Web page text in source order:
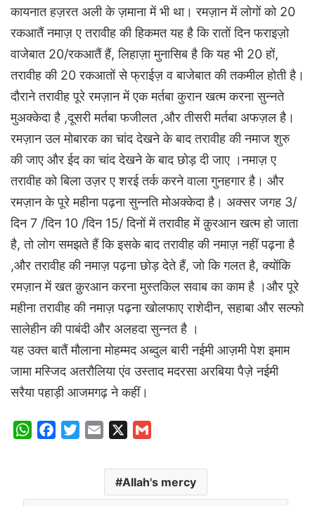
कायनात हज़रत अली के ज़माना में भी था। रमज़ान में लोगों को 20
रकआतैं नमाज़ ए तरावीह की हिकमत यह है कि रातों दिन फराइज़ो
वाजेबात 20/रकआतैं हैं, लिहाज़ा मुनासिब है कि यह भी 20 हों,
तरावीह की 20 रकआतों से फ्राईज़ व बाजेबात की तकमील होती है।
दौराने तरावीह पूरे रमज़ान में एक मर्तबा कुरान खत्म करना सुन्नते
मुअक्केदा है ,दूसरी मर्तबा फजीलत ,और तीसरी मर्तबा अफज़ल है।
रमज़ान उल मोबारक का चांद देखने के बाद तरावीह की नमाज शुरु
की जाए और ईद का चांद देखने के बाद छोड़ दी जाए ।नमाज़ ए
तरावीह को बिला उज़र ए शरई तर्क करने वाला गुनहगार है। और
रमज़ान के पूरे महीना पढ़ना सुन्नति मोअक्केदा है। अक्सर जगह 3/
दिन 7 /दिन 10 /दिन 15/ दिनों में तरावीह में क़ुरआन खत्म हो जाता
है, तो लोग समझते हैं कि इसके बाद तरावीह की नमाज़ नहीं पढ़ना है
,और तरावीह की नमाज़ पढ़ना छोड़ देते हैं, जो कि गलत है, क्योंकि
रमज़ान में खत क़ुरआन करना मुस्तकिल सवाब का काम है ।और पूरे
महीना तरावीह की नमाज़ पढ़ना खोलफाए राशेदीन, सहाबा और सल्फो
सालेहीन की पाबंदी और अलहदा सुन्नत है ।
यह उक्त बातैं मौलाना मोहम्मद अब्दुल बारी नईमी आज़मी पेश इमाम
जामा मस्जिद अतरौलिया एंव उस्ताद मदरसा अरबिया पैज़े नईमी
सरैया पहाड़ी आजमगढ़ ने कहीं।
W
s
b
t
a
l
a
i
l
Allah's mercy